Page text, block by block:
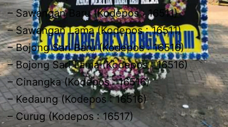
– Sawangan Baru (Kodepos : 16511)
– Sawangan Lama (Kodepos : 16511)
– Bojong Sari Baru (Kodepos : 16516)
– Bojong Sari Lama (Kodepos : 16516)
– Cinangka (Kodepos : 16516)
– Kedaung (Kodepos : 16516)
– Curug (Kodepos : 16517)